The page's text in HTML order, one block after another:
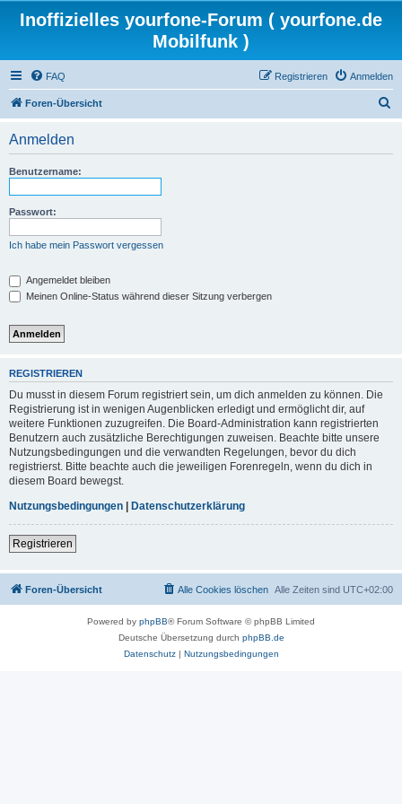
Inoffizielles yourfone-Forum ( yourfone.de
Mobilfunk )
FAQ Anmelden
Registrieren
Foren-Übersicht
Anmelden
Benutzername:
Passwort:
Ich habe mein Passwort vergessen
Angemeldet bleiben
Meinen Online-Status während dieser Sitzung verbergen
REGISTRIEREN
Du musst in diesem Forum registriert sein, um dich anmelden zu können. Die
Registrierung ist in wenigen Augenblicken erledigt und ermöglicht dir, auf
weitere Funktionen zuzugreifen. Die Board-Administration kann registrierten
Benutzern auch zusätzliche Berechtigungen zuweisen. Beachte bitte unsere
Nutzungsbedingungen und die verwandten Regelungen, bevor du dich
registrierst. Bitte beachte auch die jeweiligen Forenregeln, wenn du dich in
diesem Board bewegst.
Nutzungsbedingungen | Datenschutzerklärung
Registrieren
Foren-Übersicht Alle Zeiten sind UTC+02:00
Alle Cookies löschen
Powered by phpBB® Forum Software © phpBB Limited
Deutsche Übersetzung durch phpBB.de
Datenschutz| Nutzungsbedingungen